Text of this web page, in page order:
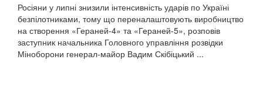
Росіяни у липні знизили інтенсивність ударів по Україні
безпілотниками, тому що переналаштовують виробництво
на створення «Гераней-4» та «Гераней-5», розповів
заступник начальника Головного управління розвідки
Міноборони генерал-майор Вадим Скібіцький ...